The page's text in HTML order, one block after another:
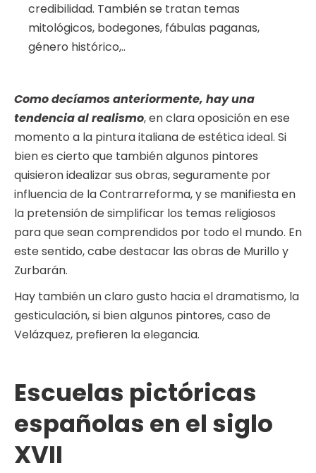
credibilidad. También se tratan temas
mitológicos, bodegones, fábulas paganas,
género histórico,..
Como decíamos anteriormente, hay una
tendencia al realismo, en clara oposición en ese
momento a la pintura italiana de estética ideal. Si
bien es cierto que también algunos pintores
quisieron idealizar sus obras, seguramente por
influencia de la Contrarreforma, y se manifiesta en
la pretensión de simplificar los temas religiosos
para que sean comprendidos por todo el mundo. En
este sentido, cabe destacar las obras de Murillo y
Zurbarán.
Hay también un claro gusto hacia el dramatismo, la
gesticulación, si bien algunos pintores, caso de
Velázquez, prefieren la elegancia.
Escuelas pictóricas
españolas en el siglo
XVII